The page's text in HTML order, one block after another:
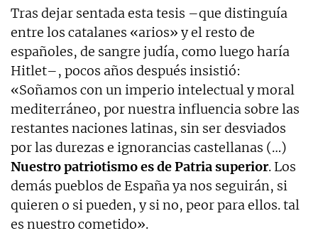
Tras dejar sentada esta tesis –que distinguía
entre los catalanes «arios» y el resto de
españoles, de sangre judía, como luego haría
Hitlet–, pocos años después insistió:
«Soñamos con un imperio intelectual y moral
mediterráneo, por nuestra influencia sobre las
restantes naciones latinas, sin ser desviados
por las durezas e ignorancias castellanas (…)
Nuestro patriotismo es de Patria superior. Los
demás pueblos de España ya nos seguirán, si
quieren o si pueden, y si no, peor para ellos. tal
es nuestro cometido».